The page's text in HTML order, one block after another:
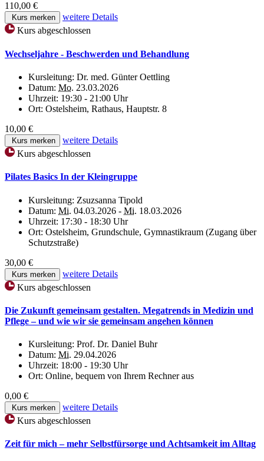
110,00 €
Kurs merken
weitere Details
Kurs abgeschlossen
Wechseljahre - Beschwerden und Behandlung
Kursleitung: Dr. med. Günter Oettling
Datum: Mo. 23.03.2026
Uhrzeit: 19:30 - 21:00 Uhr
Ort: Ostelsheim, Rathaus, Hauptstr. 8
10,00 €
Kurs merken
weitere Details
Kurs abgeschlossen
Pilates Basics In der Kleingruppe
Kursleitung: Zsuzsanna Tipold
Datum: Mi. 04.03.2026 - Mi. 18.03.2026
Uhrzeit: 17:30 - 18:30 Uhr
Ort: Ostelsheim, Grundschule, Gymnastikraum (Zugang über
Schutzstraße)
30,00 €
Kurs merken
weitere Details
Kurs abgeschlossen
Die Zukunft gemeinsam gestalten. Megatrends in Medizin und
Pflege – und wie wir sie gemeinsam angehen können
Kursleitung: Prof. Dr. Daniel Buhr
Datum: Mi. 29.04.2026
Uhrzeit: 18:00 - 19:30 Uhr
Ort: Online, bequem von Ihrem Rechner aus
0,00 €
Kurs merken
weitere Details
Kurs abgeschlossen
Zeit für mich – mehr Selbstfürsorge und Achtsamkeit im Alltag